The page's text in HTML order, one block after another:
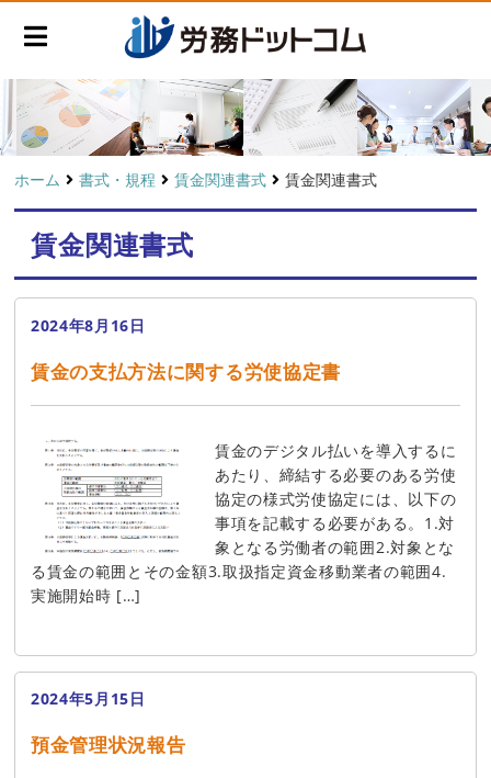
ホーム 書式・規程 賃金関連書式 賃金関連書式
賃金関連書式
2024年8月16日
賃金の支払方法に関する労使協定書
賃金のデジタル払いを導入するに
あたり、締結する必要のある労使
協定の様式労使協定には、以下の
事項を記載する必要がある。1.対
象となる労働者の範囲2.対象とな
る賃金の範囲とその金額3.取扱指定資金移動業者の範囲4.
実施開始時 […]
2024年5月15日
預金管理状況報告